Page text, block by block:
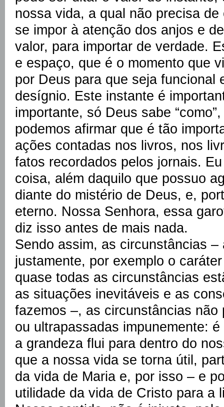
nossa vida, a qual não precisa
se impor à atenção dos anjos e
valor, para importar de verdade.
e espaço, que é o momento que
por Deus para que seja funcional
desígnio. Este instante é
importante, só Deus sabe
podemos afirmar que é tão
ações contadas nos livros, nos
fatos recordados pelos jornais.
coisa, além daquilo que possuo
diante do mistério de Deus, e,
eterno. Nossa Senhora, essa
diz isso antes de mais nada.
Sendo assim, as circunstâncias
justamente, por exemplo o
quase todas as circunstâncias
as situações inevitáveis e as
fazemos –, as circunstâncias
ou ultrapassadas impunemente:
a grandeza flui para dentro do
que a nossa vida se torna útil,
da vida de Maria e, por isso – e
utilidade da vida de Cristo para a